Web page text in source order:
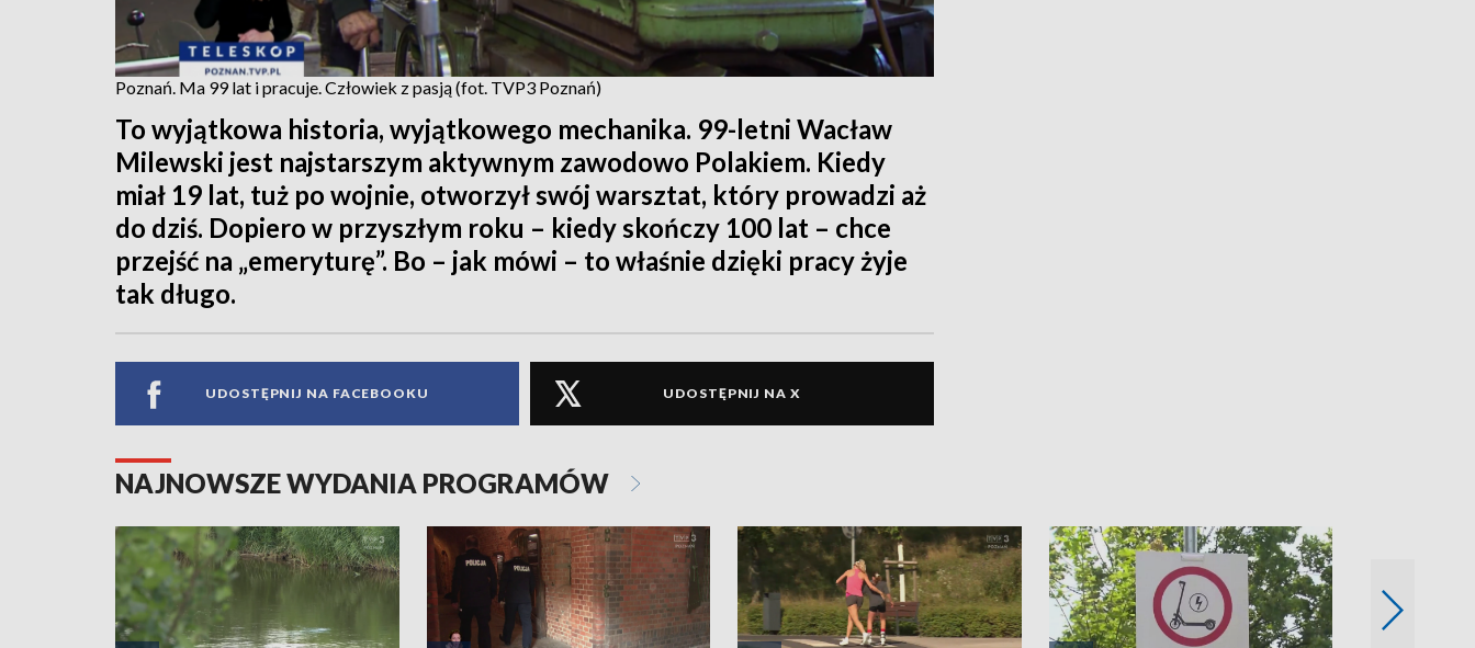
Poznań. Ma 99 lat i pracuje. Człowiek z pasją (fot. TVP3 Poznań)
To wyjątkowa historia, wyjątkowego mechanika. 99-letni Wacław
Milewski jest najstarszym aktywnym zawodowo Polakiem. Kiedy
miał 19 lat, tuż po wojnie, otworzył swój warsztat, który prowadzi aż
do dziś. Dopiero w przyszłym roku – kiedy skończy 100 lat – chce
przejść na „emeryturę”. Bo – jak mówi – to właśnie dzięki pracy żyje
tak długo.
UDOSTĘPNIJ NA FACEBOOKU UDOSTĘPNIJ NA X
NAJNOWSZE WYDANIA PROGRAMÓW